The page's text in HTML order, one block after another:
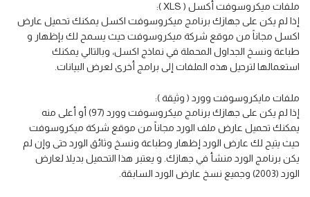
ملفات ميكروسوفت أكسل ( XLS ):
إذا لم يكن على جهازك برنامج ميكروسوفت اكسل يمكنك تحميل عارض
اكسل مجاناً من موقع شركة ميكروسوفت حيث يسمح لك بإظهار و
طباعة ونسخ الجداول المحملة في نماذج اكسل، وبالتالي يمكنك
استعمالها لترحيل هذه الملفات إلى برامج أخرى لعرض البيانات.
ملفات مايكروسوفت وورد ( وثيقة ):
إذا لم يكن على جهازك برنامج ميكروسوفت وورد (97) أو أعلى منه
يمكنك تحميل عارض ملف الورد مجاناً من موقع شركة ميكروسوفت
حيث يتيح لك عارض الورد إظهار وطباعة ونسخ وثائق الورد حتى وإن لم
يكن برنامج الورد منشأ في جهازك. و يعتبر هذا التحميل بديلا لعارض
الورد (2003) وجميع نسخ عارض الورد السابقة.